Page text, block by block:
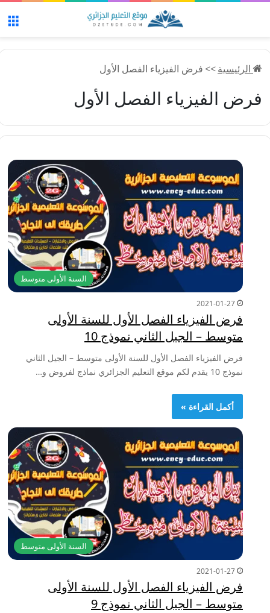
الرئيسية>>فرض الفيزياء الفصل الأول
فرض الفيزياء الفصل الأول
السنة الأولى متوسط
2021-01-27
فرض الفيزياء الفصل الأول للسنة الأولى
متوسط – الجيل الثاني نموذج 10
فرض الفيزياء الفصل الأول للسنة الأولى متوسط – الجيل الثاني
نموذج 10 يقدم لكم موقع التعليم الجزائري نماذج لفروض و…
أكمل القراءة »
السنة الأولى متوسط
2021-01-27
فرض الفيزياء الفصل الأول للسنة الأولى
متوسط – الجيل الثاني نموذج 9